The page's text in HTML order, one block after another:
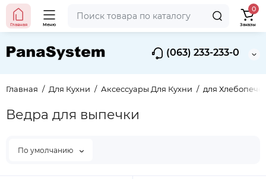
(063) 233-233-0
Главная Меню
0
Заказы
Главная Для Кухни Аксессуары Для Кухни для
Ведра для выпечки
По умолчанию